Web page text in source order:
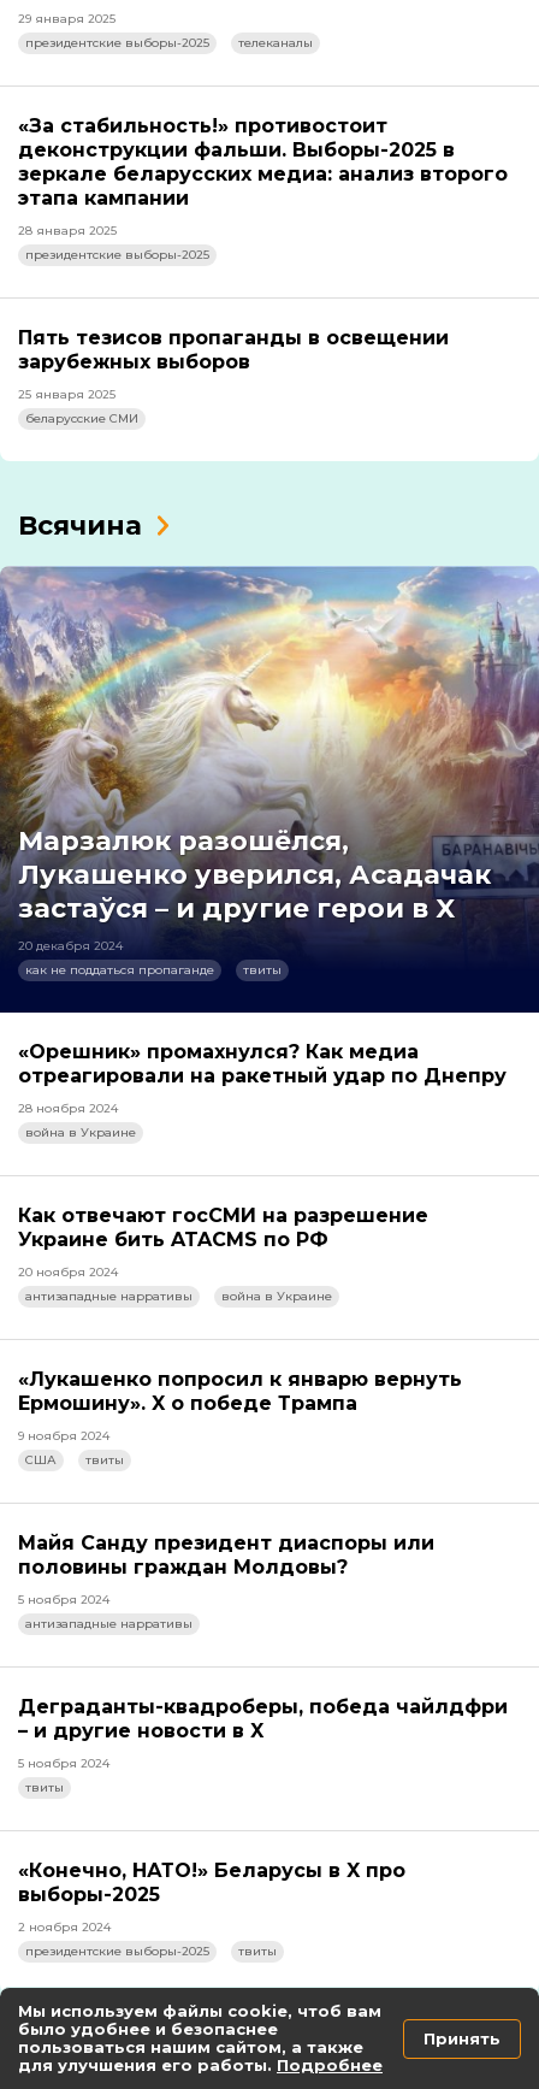
29 января 2025
президентские выборы-2025
телеканалы
«За стабильность!» противостоит
деконструкции фальши. Выборы-2025 в
зеркале беларусских медиа: анализ второго
этапа кампании
28 января 2025
президентские выборы-2025
Пять тезисов пропаганды в освещении
зарубежных выборов
25 января 2025
беларусские СМИ
Всячина
Марзалюк разошёлся,
Лукашенко уверился, Асадачак
застаўся – и другие герои в X
20 декабря 2024
как не поддаться пропаганде
твиты
«Орешник» промахнулся? Как медиа
отреагировали на ракетный удар по Днепру
28 ноября 2024
война в Украине
Как отвечают госСМИ на разрешение
Украине бить ATACMS по РФ
20 ноября 2024
антизападные нарративы
война в Украине
«Лукашенко попросил к январю вернуть
Ермошину». X о победе Трампа
9 ноября 2024
США
твиты
Майя Санду президент диаспоры или
половины граждан Молдовы?
5 ноября 2024
антизападные нарративы
Деграданты-квадроберы, победа чайлдфри
– и другие новости в X
5 ноября 2024
твиты
«Конечно, НАТО!» Беларусы в X про
выборы-2025
2 ноября 2024
президентские выборы-2025
твиты
Видео
Мы используем файлы cookie, чтоб вам
было удобнее и безопаснее
пользоваться нашим сайтом, а также
для улучшения его работы. Подробнее
Принять